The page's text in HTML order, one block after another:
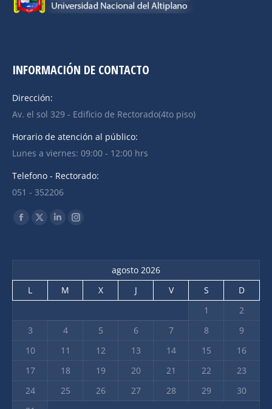
INFORMACIÓN DE CONTACTO
Dirección:
Av. el sol 329 - Edificio de Rectorado(4to piso)
Horario de atención al público:
Lunes a viernes: 09:00 - 12:00 hrs
Telefono - Rectorado:
051 - 352206
Find us on:
agosto 2026
L
M X J V S
D
1
2
3
4 5 6 7 8
9
10
11 12 13 14 15
16
17
18 19 20 21 22
23
24
25 26 27 28 29
30